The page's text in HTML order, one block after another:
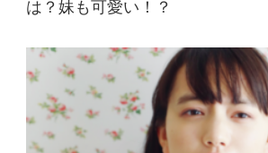
は？妹も可愛い！？